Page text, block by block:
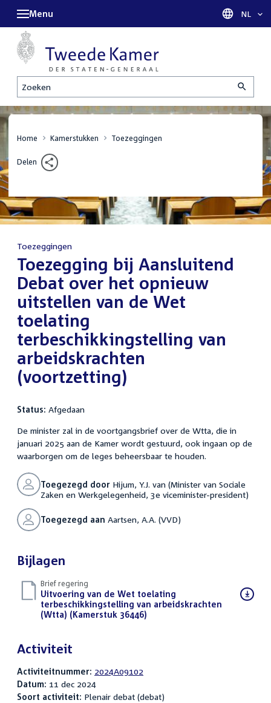
Zoeken
Menu Taal
NL
Home Kamerstukken Toezeggingen
Delen
Toezeggingen
:Toezegging bij Aansluitend
Debat over het opnieuw
uitstellen van de Wet
toelating
terbeschikkingstelling van
arbeidskrachten
(voortzetting)
Status: Afgedaan
De minister zal in de voortgangsbrief over de Wtta, die in
januari 2025 aan de Kamer wordt gestuurd, ook ingaan op de
waarborgen om de leges beheersbaar te houden.
Toegezegd doorHijum, Y.J. van (Minister van Sociale
Zaken en Werkgelegenheid, 3e viceminister-president)
Toegezegd aan Aartsen, A.A. (VVD)
Bijlagen
Brief regering
Download
bestand:
Uitvoering van de Wet toelating
terbeschikkingstelling van arbeidskrachten
(Wtta) (Kamerstuk 36446)
Activiteit
Activiteitnummer: 2024A09102
Datum: 11 dec 2024
Soort activiteit: Plenair debat (debat)